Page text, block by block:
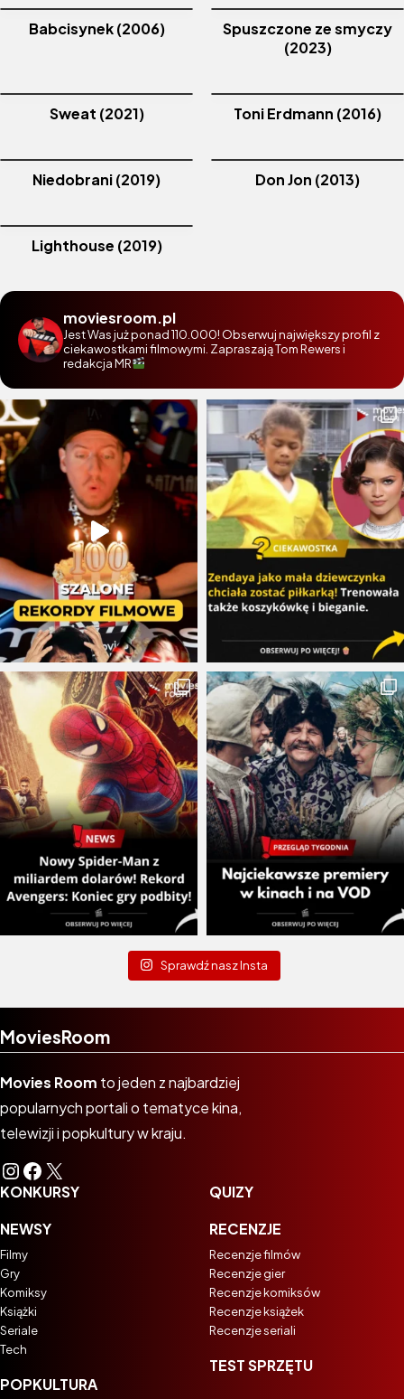
Babcisynek (2006)
Spuszczone ze smyczy
(2023)
Sweat (2021) Toni Erdmann (2016)
Niedobrani (2019) Don Jon (2013)
Lighthouse (2019)
moviesroom.pl
Jest Was już ponad 110.000! Obserwuj największy profil z
ciekawostkami filmowymi. Zapraszają Tom Rewers i
redakcja MR
Sprawdź nasz Insta
MoviesRoom
Movies Room to jeden z najbardziej
popularnych portali o tematyce kina,
telewizji i popkultury w kraju.
Instagram
Facebook
X
KONKURSY
NEWSY
Filmy
Gry
Komiksy
Książki
Seriale
Tech
POPKULTURA
QUIZY
RECENZJE
Recenzje filmów
Recenzje gier
Recenzje komiksów
Recenzje książek
Recenzje seriali
TEST SPRZĘTU